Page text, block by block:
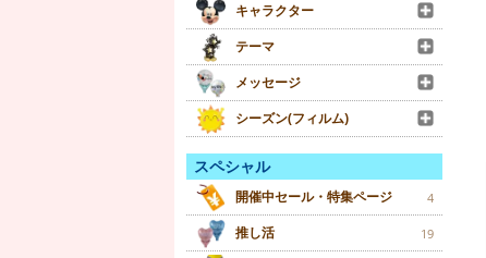
キャラクター
テーマ
メッセージ
シーズン(フィルム)
スペシャル
開催中セール・特集ページ 4
推し活 19